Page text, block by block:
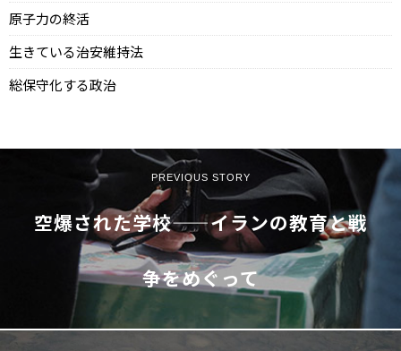
原子力の終活
生きている治安維持法
総保守化する政治
PREVIOUS STORY
空爆された学校——イランの教育と戦
争をめぐって